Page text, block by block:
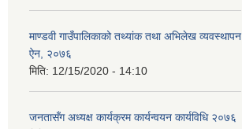
माण्डवी गाउँपालिकाको तथ्यांक तथा अभिलेख व्यवस्थापन
ऐन, २०७६
मिति: 12/15/2020 - 14:10
जनतासँग अध्यक्ष कार्यक्रम कार्यन्वयन कार्यविधि २०७६